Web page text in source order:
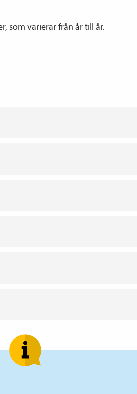
som varierar från år till år.